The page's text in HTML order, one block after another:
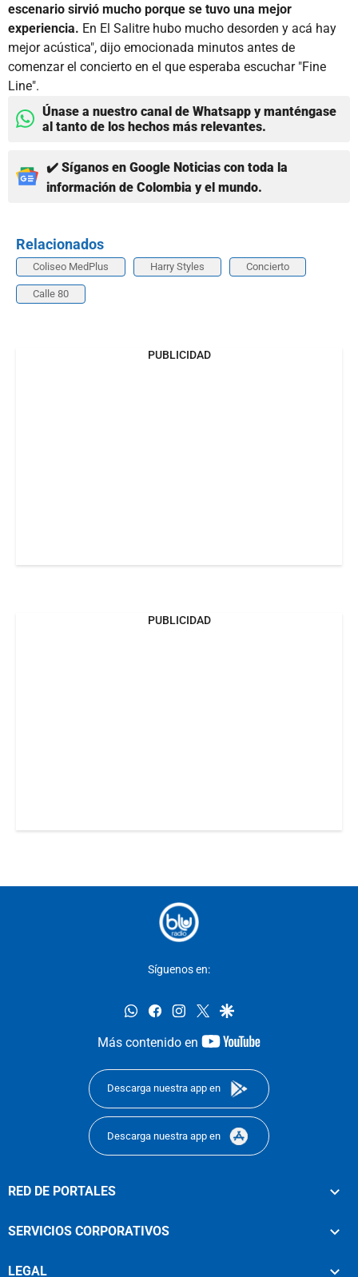
escenario sirvió mucho porque se tuvo una mejor
experiencia. En El Salitre hubo mucho desorden y acá hay
mejor acústica", dijo emocionada minutos antes de
comenzar el concierto en el que esperaba escuchar "Fine
Line".
Únase a nuestro canal de Whatsapp y manténgase
al tanto de los hechos más relevantes.
✔️ Síganos en Google Noticias con toda la
información de Colombia y el mundo.
Relacionados
Coliseo MedPlus Harry Styles Concierto
Calle 80
PUBLICIDAD
PUBLICIDAD
Síguenos en:
whatsappfacebookinstagram
twittergoogle
Más contenido en
youtube-
Descarga nuestra app en
Descarga nuestra app en
RED DE PORTALES
SERVICIOS CORPORATIVOS
LEGAL